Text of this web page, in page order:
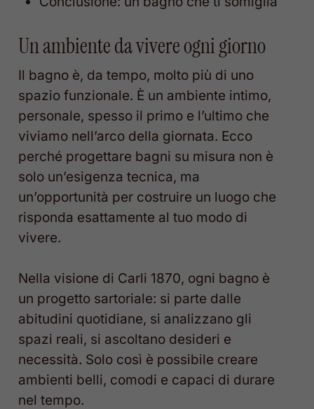
Un ambiente da vivere ogni giorno
Il bagno è, da tempo, molto più di uno
spazio funzionale. È un ambiente intimo,
personale, spesso il primo e l’ultimo che
viviamo nell’arco della giornata. Ecco
perché progettare bagni su misura non è
solo un’esigenza tecnica, ma
un’opportunità per costruire un luogo che
risponda esattamente al tuo modo di
vivere.
Nella visione di Carli 1870, ogni bagno è
un progetto sartoriale: si parte dalle
abitudini quotidiane, si analizzano gli
spazi reali, si ascoltano desideri e
necessità. Solo così è possibile creare
ambienti belli, comodi e capaci di durare
nel tempo.